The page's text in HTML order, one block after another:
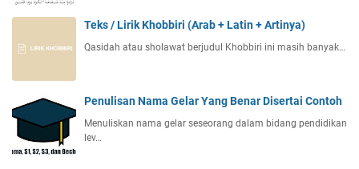
Teks / Lirik Khobbiri (Arab + Latin + Artinya)
Qasidah atau sholawat berjudul Khobbiri ini masih banyak…
Penulisan Nama Gelar Yang Benar Disertai Contoh
Menuliskan nama gelar seseorang dalam bidang pendidikan
lev…